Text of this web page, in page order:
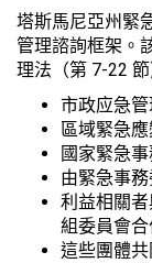
塔斯馬尼亞州緊
管理諮詢框架。
理法（第 7-22
市政应急
區域緊急
國家緊急
由緊急事
利益相關
組委員會
這些團體